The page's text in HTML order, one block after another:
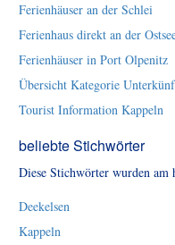
Ferienhäuser an der Schlei
Ferienhaus direkt an der
Ferienhäuser in Port Olpenitz
Übersicht Kategorie
Tourist Information Kappeln
beliebte Stichwörter
Diese Stichwörter wurden am
Deekelsen
Kappeln